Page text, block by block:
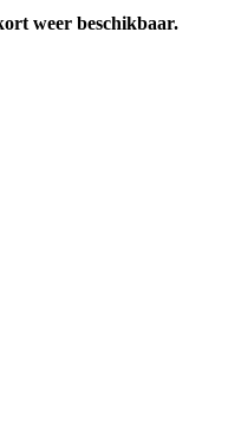
weer beschikbaar.